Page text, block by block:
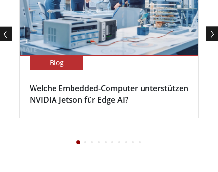
Blog
Welche Embedded-Computer unterstützen
NVIDIA Jetson für Edge AI?